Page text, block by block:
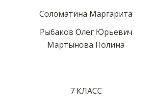
Соломатина Маргарита
Рыбаков Олег Юрьевич
Мартынова Полина
7 КЛАСС